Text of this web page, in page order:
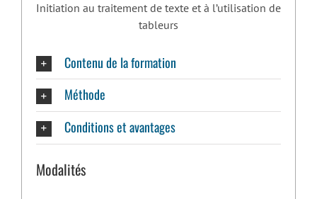
Initiation au traitement de texte et à l’utilisation de
tableurs
Contenu de la formation
Méthode
Conditions et avantages
Modalités